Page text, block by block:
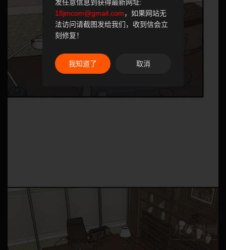
发任意信息到获得最新网址:
18jmcom@gmail.com，如果网站无
法访问请截图发给我们，收到信会立
刻修复！
我知道了 取消